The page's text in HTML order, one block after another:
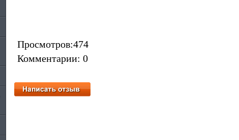
Просмотров:474
Комментарии: 0